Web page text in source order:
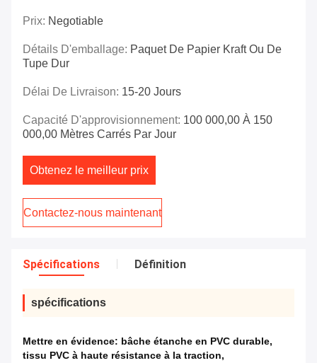
Prix: Negotiable
Détails D'emballage: Paquet De Papier Kraft Ou De
Tupe Dur
Délai De Livraison: 15-20 Jours
Capacité D'approvisionnement: 100 000,00 À 150
000,00 Mètres Carrés Par Jour
Obtenez le meilleur prix
Contactez-nous maintenant
Spécifications Définition
spécifications
Mettre en évidence: bâche étanche en PVC durable,
tissu PVC à haute résistance à la traction,